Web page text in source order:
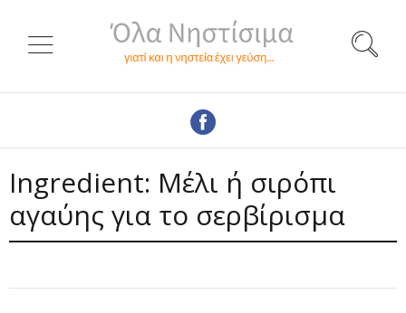
Ingredient: Μέλι ή σιρόπι
αγαύης για το σερβίρισμα